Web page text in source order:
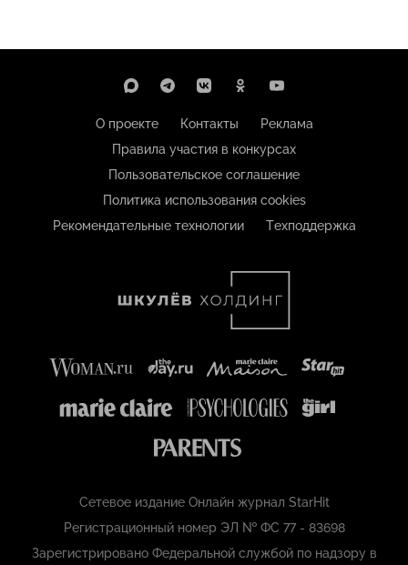
О проекте Контакты
Реклама
Правила участия в конкурсах
Пользовательское соглашение
Политика использования cookies
Рекомендательные технологии
Техподдержка
Сетевое издание Онлайн журнал StarHit
Регистрационный номер ЭЛ № ФС 77 - 83698
Зарегистрировано Федеральной службой по надзору в